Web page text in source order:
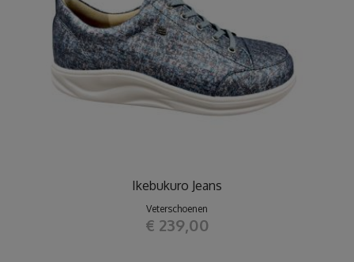
Ikebukuro Jeans
Veterschoenen
€ 239,00